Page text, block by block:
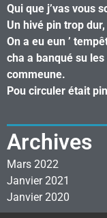
Qui que j’vas vous
Un hivé pin trop
On a eu eun ’
cha a banqué su
commeune.
Pou circuler était
Archives
Mars 2022
Janvier 2021
Janvier 2020